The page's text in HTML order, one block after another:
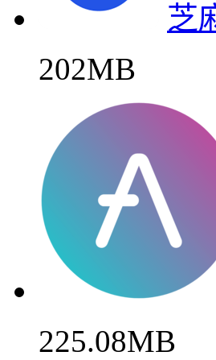
芝
202MB
225.08MB